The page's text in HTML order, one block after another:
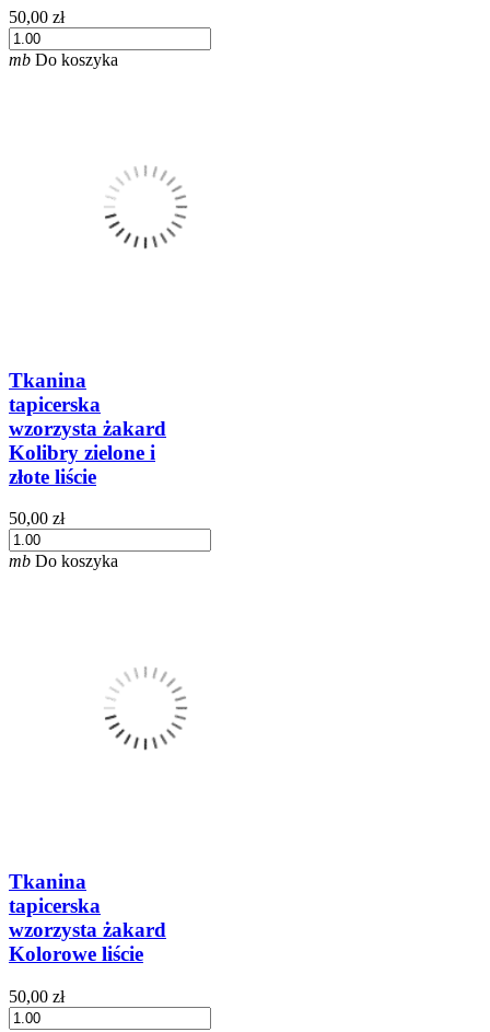
50,00 zł
mb Do koszyka
Tkanina
tapicerska
wzorzysta żakard
Kolibry zielone i
złote liście
50,00 zł
mb Do koszyka
Tkanina
tapicerska
wzorzysta żakard
Kolorowe liście
50,00 zł